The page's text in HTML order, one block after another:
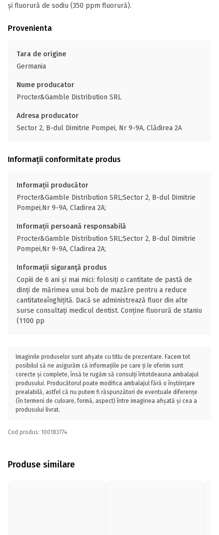
şi fluorură de sodiu (350 ppm fluorură).
Provenienta
Tara de origine
Germania
Nume producator
Procter&Gamble Distribution SRL
Adresa producator
Sector 2, B-dul Dimitrie Pompei, Nr 9-9A, Clădirea 2A
Informații conformitate produs
Informații producător
Procter&Gamble Distribution SRL;Sector 2, B-dul Dimitrie
Pompei,Nr 9-9A, Cladirea 2A;
Informații persoană responsabilă
Procter&Gamble Distribution SRL;Sector 2, B-dul Dimitrie
Pompei,Nr 9-9A, Cladirea 2A;
Informații siguranță produs
Copiii de 6 ani și mai mici: folosiți o cantitate de pastă de
dinţi de mărimea unui bob de mazăre pentru a reduce
cantitateaînghiţită. Dacă se administrează fluor din alte
surse consultaţi medicul dentist. Conţine fluorură de staniu
(1100 pp
Imaginile produselor sunt afișate cu titlu de prezentare. Facem tot
posibilul să ne asigurăm că informațiile pe care ți le oferim sunt
corecte și complete, însă te rugăm să consulți întotdeauna ambalajul
produsului. Producătorul poate modifica ambalajul fără o înștiințare
prealabilă, astfel că nu putem fi răspunzători de eventuale diferențe
(în termeni de culoare, formă, aspect) între imaginea afișată și cea a
produsului livrat.
Cod produs: 100183774
Produse similare